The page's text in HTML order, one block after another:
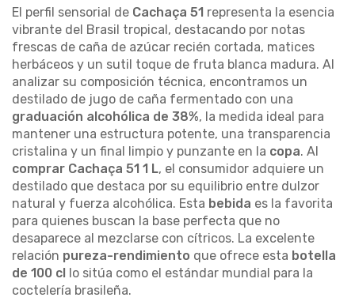
El perfil sensorial de Cachaça 51 representa la esencia
vibrante del Brasil tropical, destacando por notas
frescas de caña de azúcar recién cortada, matices
herbáceos y un sutil toque de fruta blanca madura. Al
analizar su composición técnica, encontramos un
destilado de jugo de caña fermentado con una
graduación alcohólica de 38%, la medida ideal para
mantener una estructura potente, una transparencia
cristalina y un final limpio y punzante en la copa. Al
comprar Cachaça 51 1 L, el consumidor adquiere un
destilado que destaca por su equilibrio entre dulzor
natural y fuerza alcohólica. Esta bebida es la favorita
para quienes buscan la base perfecta que no
desaparece al mezclarse con cítricos. La excelente
relación pureza-rendimiento que ofrece esta botella
de 100 cl lo sitúa como el estándar mundial para la
coctelería brasileña.